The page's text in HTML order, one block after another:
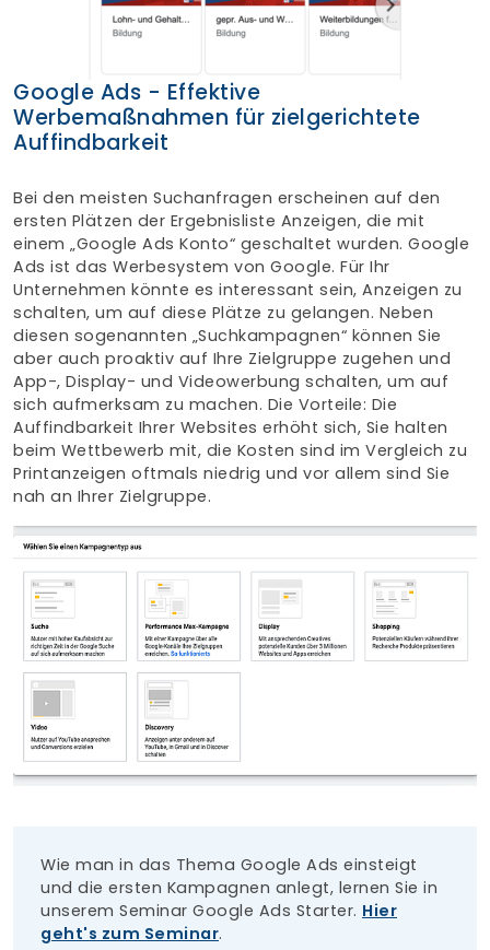
Google Ads - Effektive
Werbemaßnahmen für zielgerichtete
Auffindbarkeit
Bei den meisten Suchanfragen erscheinen auf den
ersten Plätzen der Ergebnisliste Anzeigen, die mit
einem „Google Ads Konto“ geschaltet wurden. Google
Ads ist das Werbesystem von Google. Für Ihr
Unternehmen könnte es interessant sein, Anzeigen zu
schalten, um auf diese Plätze zu gelangen. Neben
diesen sogenannten „Suchkampagnen“ können Sie
aber auch proaktiv auf Ihre Zielgruppe zugehen und
App-, Display- und Videowerbung schalten, um auf
sich aufmerksam zu machen. Die Vorteile: Die
Auffindbarkeit Ihrer Websites erhöht sich, Sie halten
beim Wettbewerb mit, die Kosten sind im Vergleich zu
Printanzeigen oftmals niedrig und vor allem sind Sie
nah an Ihrer Zielgruppe.
Wie man in das Thema Google Ads einsteigt
und die ersten Kampagnen anlegt, lernen Sie in
unserem Seminar Google Ads Starter. Hier
geht's zum Seminar.